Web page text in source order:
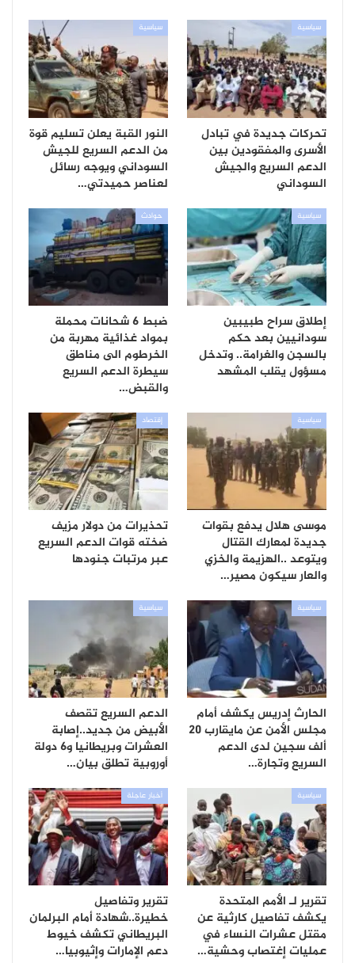
سياسية
تحركات جديدة في تبادل
الأسرى والمفقودين بين
الدعم السريع والجيش
السوداني
سياسية
النور القبة يعلن تسليم قوة
من الدعم السريع للجيش
السوداني ويوجه رسائل
لعناصر حميدتي…
سياسية
إطلاق سراح طبيبين
سودانيين بعد حكم
بالسجن والغرامة.. وتدخل
مسؤول يقلب المشهد
حوادث
ضبط 6 شحانات محملة
بمواد غذائية مهربة من
الخرطوم الى مناطق
سيطرة الدعم السريع
والقبض…
سياسية
موسى هلال يدفع بقوات
جديدة لمعارك القتال
ويتوعد ..الهزيمة والخزي
والعار سيكون مصير…
إقتصاد
تحذيرات من دولار مزيف
ضخته قوات الدعم السريع
عبر مرتبات جنودها
سياسية
الحارث إدريس يكشف أمام
مجلس الأمن عن مايقارب 20
ألف سجين لدى الدعم
السريع وتجارة…
سياسية
الدعم السريع تقصف
الأبيض من جديد..إصابة
العشرات وبريطانيا و6 دولة
أوروبية تطلق بيان…
سياسية
تقرير لـ الأمم المتحدة
يكشف تفاصيل كارثية عن
مقتل عشرات النساء في
عمليات إغتصاب وحشية…
أخبار عاجلة
تقرير وتفاصيل
خطيرة..شهادة أمام البرلمان
البريطاني تكشف خيوط
دعم الإمارات وإثيوبيا…